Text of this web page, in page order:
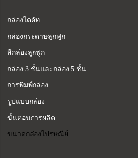
กล่องไดคัท
กล่องกระดาษลูกฟูก
สีกล่องลูกฟูก
กล่อง 3 ชั้นและกล่อง 5 ชั้น
การพิมพ์กล่อง
รูปแบบกล่อง
ขั้นตอนการผลิต
ขนาดกล่องไปรษณีย์